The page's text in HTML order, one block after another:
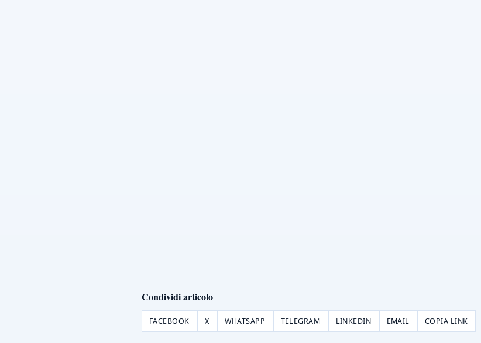
Condividi articolo
FACEBOOK X WHATSAPP TELEGRAM LINKEDIN EMAIL COPIA LINK